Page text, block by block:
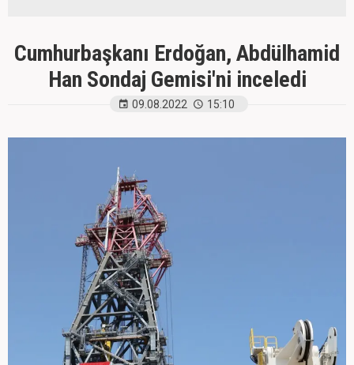
Cumhurbaşkanı Erdoğan, Abdülhamid
Han Sondaj Gemisi'ni inceledi
09.08.2022 15:10